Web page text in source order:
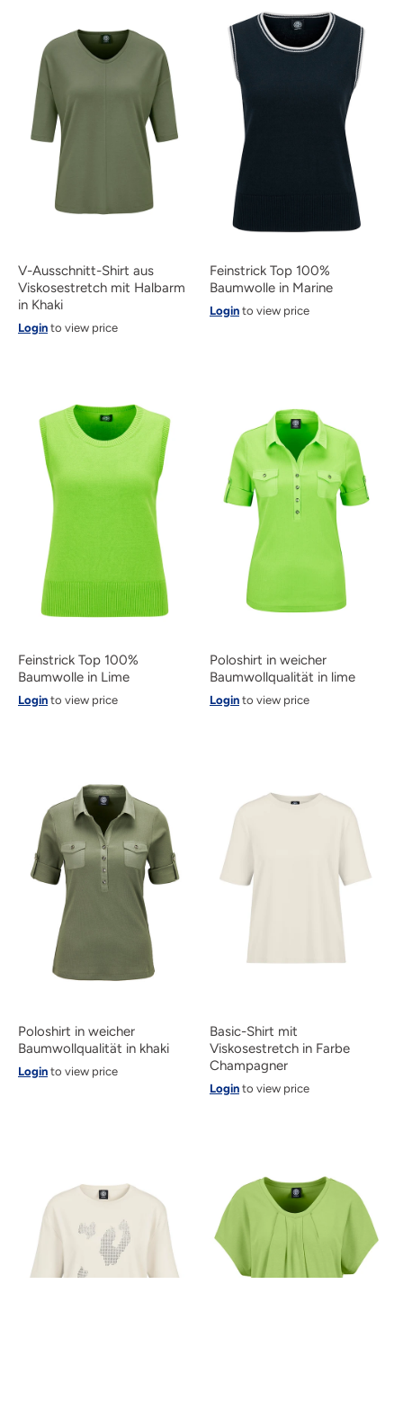
V-Ausschnitt-Shirt aus
Viskosestretch mit Halbarm
in Khaki
Login to view price
Feinstrick Top 100%
Baumwolle in Marine
Login to view price
Feinstrick Top 100%
Baumwolle in Lime
Login to view price
Poloshirt in weicher
Baumwollqualität in lime
Login to view price
Poloshirt in weicher
Baumwollqualität in khaki
Login to view price
Basic-Shirt mit
Viskosestretch in Farbe
Champagner
Login to view price